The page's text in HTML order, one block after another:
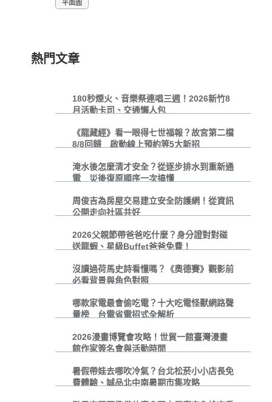
平面圖
熱門文章
180秒煙火、音樂祭連唱三週！2026新竹8
月活動卡司、交通懶人包
《龍藏經》看一眼得七世福報？故宮第二檔
8/8回歸 啟動線上預約等5大新招
淹水後怎麼清才安全？從逐步排水到重新通
電 災後復原順序一次搞懂
周俊吉為房屋交易建立安全防護網！從資訊
公開走向社區共好
2026父親節帶爸爸吃什麼？身分證對對碰
送龍蝦、星級Buffet爸爸免費！
沒讀過荷馬史詩看懂嗎？《奧德賽》觀影前
必看背景與角色對照
哪款家電最會偷吃電？十大吃電怪獸網路聲
量榜 台電省電招式全解析
2026漫畫博覽會攻略！世貿一館臺灣漫畫
館作家簽名會與活動時間
暑假帶娃去哪吹冷氣？台北松菸小小店長免
費體驗、誠品北中南暑期市集攻略